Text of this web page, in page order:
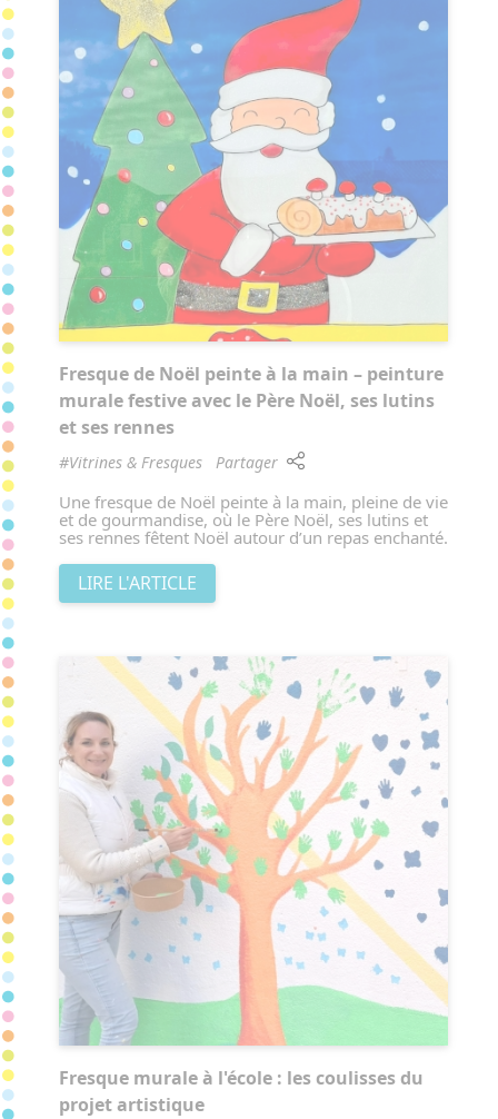
Fresque de Noël peinte à la main – peinture
murale festive avec le Père Noël, ses lutins
et ses rennes
#Vitrines & Fresques Partager
Une fresque de Noël peinte à la main, pleine de vie
et de gourmandise, où le Père Noël, ses lutins et
ses rennes fêtent Noël autour d’un repas enchanté.
LIRE L'ARTICLE
Fresque murale à l'école : les coulisses du
projet artistique